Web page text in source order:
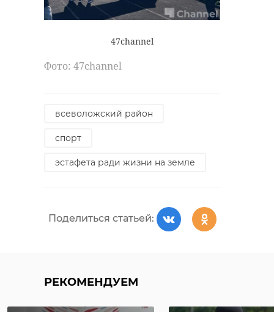
47channel
Фото: 47channel
всеволожский район
спорт
эстафета ради жизни на земле
Поделиться статьей:
РЕКОМЕНДУЕМ